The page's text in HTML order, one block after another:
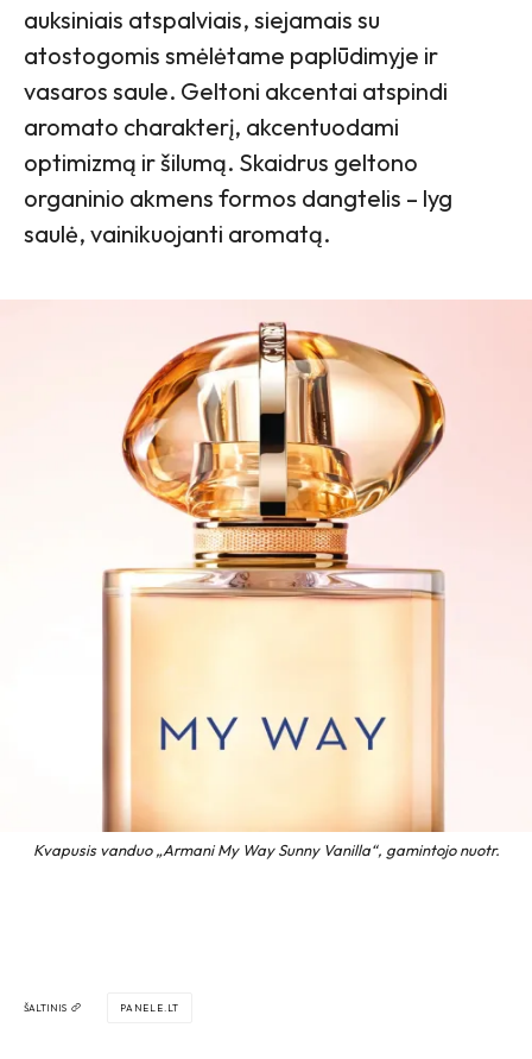
auksiniais atspalviais, siejamais su
atostogomis smėlėtame paplūdimyje ir
vasaros saule. Geltoni akcentai atspindi
aromato charakterį, akcentuodami
optimizmą ir šilumą. Skaidrus geltono
organinio akmens formos dangtelis – lyg
saulė, vainikuojanti aromatą.
Kvapusis vanduo „Armani My Way Sunny Vanilla“, gamintojo nuotr.
ŠALTINIS PANELE.LT